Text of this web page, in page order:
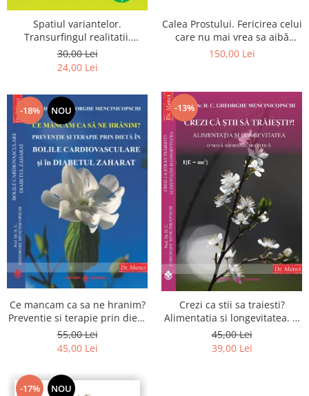
Spatiul variantelor.
Transurfingul realitatii.
Gradul 1. Cum sa ne
dezvoltam intuitia si sa ne
alegem soarta
30,00 Lei
24,00 Lei
Calea Prostului. Fericirea celui
care nu mai vrea sa aibă
dreptate - Intoarcerea la
150,00 Lei
-18% NOU
Ce mancam ca sa ne hranim?
Preventie si terapie prin dieta
in bolile cardiovasculare si in
diabetul zaharat
55,00 Lei
45,00 Lei
-13%
Crezi ca stii sa traiesti?
Alimentatia si longevitatea. O
noua abordare holistica
45,00 Lei
39,00 Lei
-17% NOU